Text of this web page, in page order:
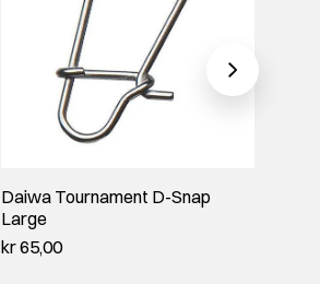
Daiwa Tournament D-Snap
Large
kr 65,00